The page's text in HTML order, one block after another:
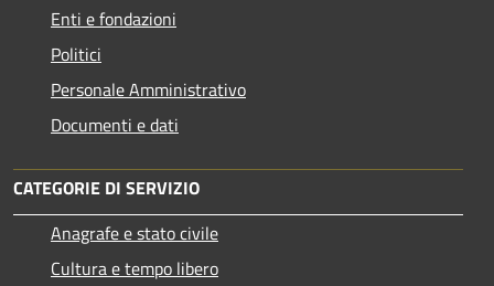
Enti e fondazioni
Politici
Personale Amministrativo
Documenti e dati
CATEGORIE DI SERVIZIO
Anagrafe e stato civile
Cultura e tempo libero